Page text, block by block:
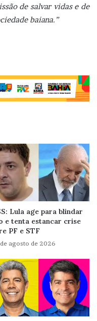
de salvar vidas e de
baiana.”
Lula age para blindar
e tenta estancar crise
PF e STF
agosto de 2026